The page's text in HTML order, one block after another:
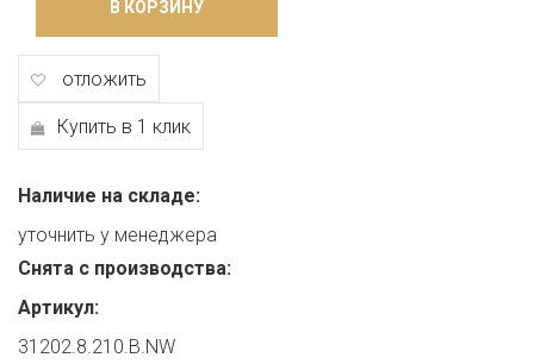
В КОРЗИНУ
отложить
Купить в 1 клик
Наличие на складе:
уточнить у менеджера
Снята с производства:
Артикул:
31202.8.210.B.NW